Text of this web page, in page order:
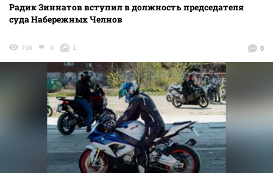
Радик Зиннатов вступил в должность председателя
суда Набережных Челнов
0
756 0 1